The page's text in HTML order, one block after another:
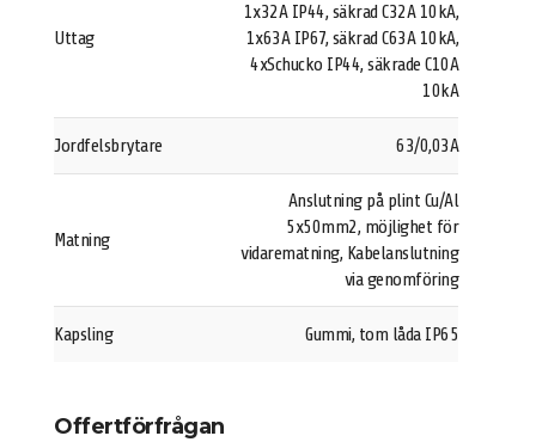
Uttag
1x32A IP44, säkrad C32A 10kA,
1x63A IP67, säkrad C63A 10kA,
4xSchucko IP44, säkrade C10A
10kA
Jordfelsbrytare 63/0,03A
Matning
Anslutning på plint Cu/Al
5x50mm2, möjlighet för
vidarematning, Kabelanslutning
via genomföring
Kapsling Gummi, tom låda IP65
Offertförfrågan